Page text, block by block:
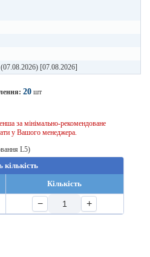
[07.08.2026]
20 шт
за мінімально-рекомендоване
у Вашого менеджера.
L5)
кількість
Кількість
− +